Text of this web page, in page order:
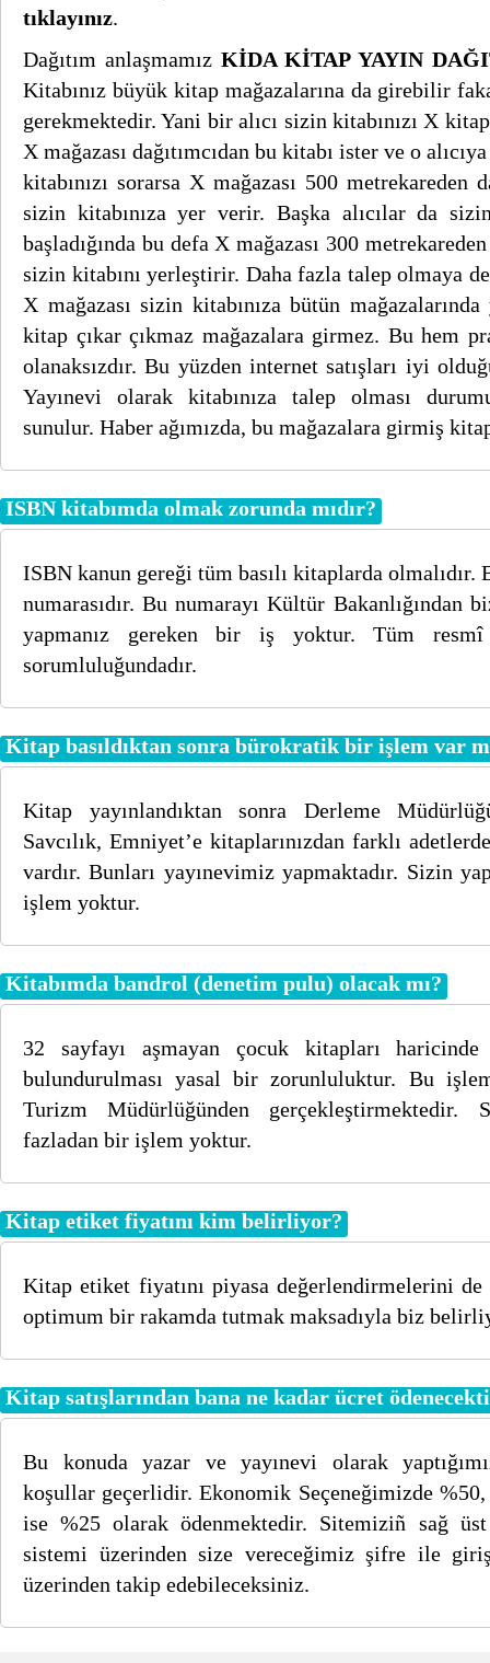
tıklayınız.
Dağıtım anlaşmamız KİDA KİTAP YAYIN
Kitabınız büyük kitap mağazalarına da girebilir
gerekmektedir. Yani bir alıcı sizin kitabınızı X
X mağazası dağıtımcıdan bu kitabı ister ve o
kitabınızı sorarsa X mağazası 500 metrekareden
sizin kitabınıza yer verir. Başka alıcılar da
başladığında bu defa X mağazası 300
sizin kitabını yerleştirir. Daha fazla talep olmaya
X mağazası sizin kitabınıza bütün
kitap çıkar çıkmaz mağazalara girmez. Bu hem
olanaksızdır. Bu yüzden internet satışları iyi
Yayınevi olarak kitabınıza talep olması
sunulur. Haber ağımızda, bu mağazalara girmiş
ISBN kitabımda olmak zorunda mıdır?
ISBN kanun gereği tüm basılı kitaplarda olmalıdır.
numarasıdır. Bu numarayı Kültür Bakanlığından
yapmanız gereken bir iş yoktur. Tüm resmî
sorumluluğundadır.
Kitap basıldıktan sonra bürokratik bir işlem var
Kitap yayınlandıktan sonra Derleme
Savcılık, Emniyet’e kitaplarınızdan farklı
vardır. Bunları yayınevimiz yapmaktadır. Sizin
işlem yoktur.
Kitabımda bandrol (denetim pulu) olacak mı?
32 sayfayı aşmayan çocuk kitapları
bulundurulması yasal bir zorunluluktur. Bu
Turizm Müdürlüğünden gerçekleştirmektedir.
fazladan bir işlem yoktur.
Kitap etiket fiyatını kim belirliyor?
Kitap etiket fiyatını piyasa değerlendirmelerini de
optimum bir rakamda tutmak maksadıyla biz
Kitap satışlarından bana ne kadar ücret
Bu konuda yazar ve yayınevi olarak
koşullar geçerlidir. Ekonomik Seçeneğimizde %50,
ise %25 olarak ödenmektedir. Sitemiziñ sağ
sistemi üzerinden size vereceğimiz şifre ile
üzerinden takip edebileceksiniz.